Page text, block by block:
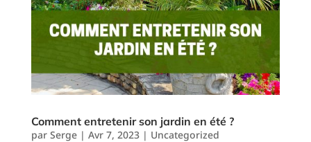
Comment entretenir son jardin en été ?
par Serge| Avr 7, 2023| Uncategorized